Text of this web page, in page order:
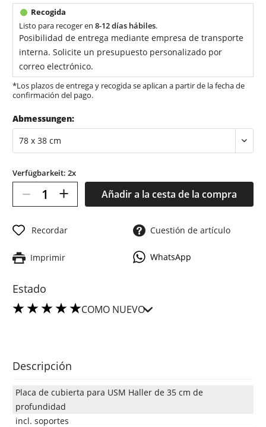
Listo para recoger en8-12 días hábiles.
Posibilidad de entrega mediante empresa de transporte
interna. Solicite un presupuesto personalizado por
correo electrónico.
*Los plazos de entrega y recogida se aplican a partir de la fecha de
confirmación del pago.
Abmessungen:
Verfügbarkeit: 2x
– + Añadir a la cesta de la compra
Recordar Cuestión de artículo
Imprimir WhatsApp
Estado
COMO NUEVO
Descripción
Placa de cubierta para USM Haller de 35 cm de
profundidad
incl. soportes